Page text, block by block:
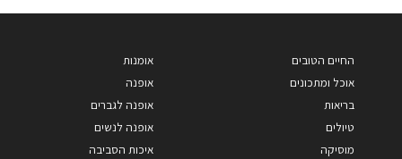
החיים הטובים
אוכל ומתכונים
בריאות
טיולים
מוסיקה
אומנות
אופנה
אופנה לגברים
אופנה לנשים
איכות הסביבה